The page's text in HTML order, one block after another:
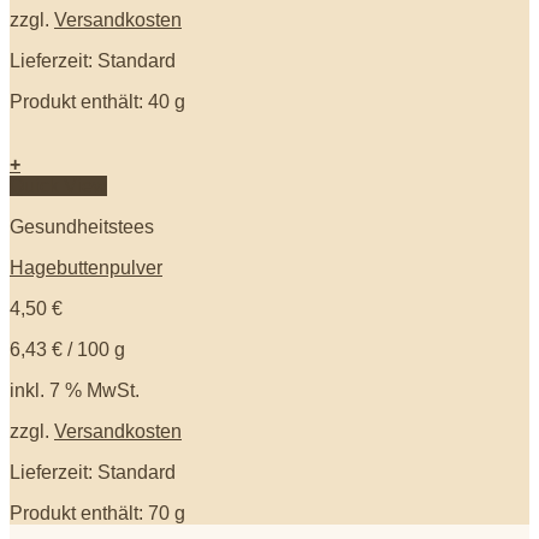
zzgl. Versandkosten
Lieferzeit: Standard
Produkt enthält: 40 g
+
Gesundheitstees
Hagebuttenpulver
4,50 €
6,43 € / 100 g
inkl. 7 % MwSt.
zzgl. Versandkosten
Lieferzeit: Standard
Produkt enthält: 70 g